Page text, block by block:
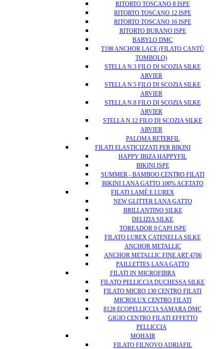
RITORTO TOSCANO 8 ISPE
RITORTO TOSCANO 12 ISPE
RITORTO TOSCANO 16 ISPE
RITORTO BURANO ISPE
BABYLO DMC
T198 ANCHOR LACE (FILATO CANTÙ
TOMBOLO)
STELLA N.3 FILO DI SCOZIA SILKE
ARVIER
STELLA N.5 FILO DI SCOZIA SILKE
ARVIER
STELLA N.8 FILO DI SCOZIA SILKE
ARVIER
STELLA N.12 FILO DI SCOZIA SILKE
ARVIER
PALOMA RETERFIL
FILATI ELASTICIZZATI PER BIKINI
HAPPY IBIZA HAPPYFIL
BIKINI ISPE
SUMMER - BAMBOO CENTRO FILATI
BIKINI LANA GATTO 100% ACETATO
FILATI LAMÈ E LUREX
NEW GLITTER LANA GATTO
BRILLANTINO SILKE
DELIZIA SILKE
TOREADOR 9 CAPI ISPE
FILATO LUREX CATENELLA SILKE
ANCHOR METALLIC
ANCHOR METALLIC FINE ART 4706
PAILLETTES LANA GATTO
FILATI IN MICROFIBRA
FILATO PELLICCIA DUCHESSA SILKE
FILATO MICRO 130 CENTRO FILATI
MICROLUX CENTRO FILATI
8128 ECOPELLICCIA SAMARA DMC
GIGIO CENTRO FILATI EFFETTO
PELLICCIA
MOHAIR
FILATO FILNOVO ADRIAFIL